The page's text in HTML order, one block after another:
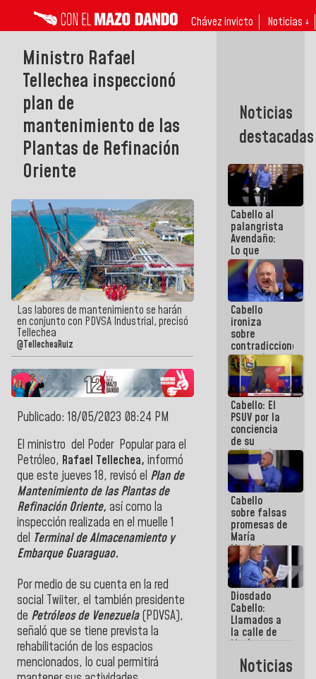
Chávez invicto Noticias ↓
Ministro Rafael
Tellechea inspeccionó
plan de
mantenimiento de las
Plantas de Refinación
Oriente
Las labores de mantenimiento se harán
en conjunto con PDVSA Industrial, precisó
Tellechea
@TellecheaRuiz
Publicado: 18/05/2023 08:24 PM
El ministro del Poder Popular para el
Petróleo, Rafael Tellechea, informó
que este jueves 18, revisó el Plan de
Mantenimiento de las Plantas de
Refinación Oriente, así como la
inspección realizada en el muelle 1
del Terminal de Almacenamiento y
Embarque Guaraguao.
Por medio de su cuenta en la red
social Twiiter, el también presidente
de Petróleos de Venezuela(PDVSA),
señaló que se tiene prevista la
rehabilitación de los espacios
mencionados, lo cual permitirá
Noticias
destacadas
Cabello al
palangrista
Avendaño:
Lo que
vayas a
escribir
hazlo hoy
por que no
sabemos si
la semana
que viene
hay
programa
Cabello
ironiza
sobre
contradicciones
y mentiras
de María
Machado:
¡Créanle!
Cabello: El
PSUV por la
conciencia
de su
militancia
es la
organización
política más
sólida de
Venezuela
Cabello
sobre falsas
promesas de
María
Machado:
¿Quién le
puede creer?
¿Y la gente
que ella iba
a salvar en
La Guaira?
Diosdado
Cabello:
Llamados a
la calle de
María
Machado se
estrellaron
Noticias